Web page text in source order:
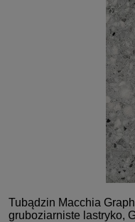
Tubądzin Macchia
gruboziarniste lastryko,